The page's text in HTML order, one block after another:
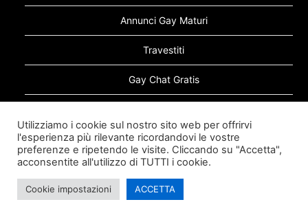
Annunci Gay Maturi
Travestiti
Gay Chat Gratis
Sugar Daddy Gay
Utilizziamo i cookie sul nostro sito web per offrirvi
l'esperienza più rilevante ricordandovi le vostre
preferenze e ripetendo le visite. Cliccando su "Accetta",
acconsentite all'utilizzo di TUTTI i cookie.
Cookie impostazioni ACCETTA